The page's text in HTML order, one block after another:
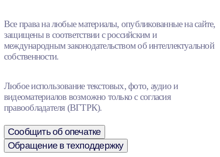
Все права на любые материалы, опубликованные на сайте,
защищены в соответствии с российским и
международным законодательством об интеллектуальной
собственности.
Любое использование текстовых, фото, аудио и
видеоматериалов возможно только с согласия
правообладателя (ВГТРК).
Сообщить об опечатке
Обращение в техподдержку